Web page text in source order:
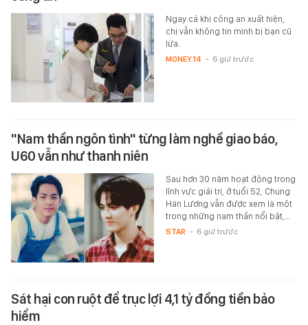
Ngay cả khi công an xuất hiện,
chị vẫn không tin mình bị bạn cũ
lừa.
MONEY.14 - 6 giờ trước
"Nam thần ngôn tình" từng làm nghề giao báo,
U60 vẫn như thanh niên
Sau hơn 30 năm hoạt động trong
lĩnh vực giải trí, ở tuổi 52, Chung
Hán Lương vẫn được xem là một
trong những nam thần nổi bật,…
STAR - 6 giờ trước
Sát hại con ruột để trục lợi 4,1 tỷ đồng tiền bảo
hiểm